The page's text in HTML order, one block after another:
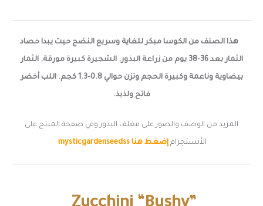
هذا الصنف من الكوسا مبكر للغاية وسريع النضج حيث يبدا حصاد
الثمار بعد 36-38 يوم من زراعة البذور. الشجيرة كبيرة مورقة. الثمار
بيضاوية وناعمة وكبيرة الحجم وتزن حوالي 0.8-1.3 كجم. اللب أخضر
فاتح ولذيذ.
المزيد من الوصف والصور على مغلف البذور وفي صفحة المنتج على
الأنستجرام إضغط هنا mysticgardenseedss